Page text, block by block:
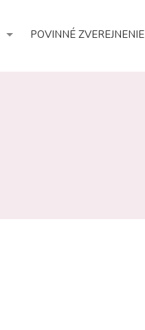
POVINNÉ ZVEREJNENIE